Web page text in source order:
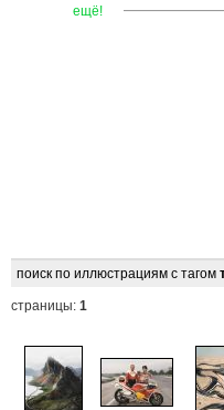
ещё! —————
поиск по иллюстрациям с тагом
страницы: 1